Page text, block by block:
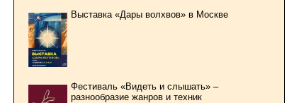
Выставка «Дары волхвов» в Москве
Фестиваль «Видеть и слышать» –
разнообразие жанров и техник